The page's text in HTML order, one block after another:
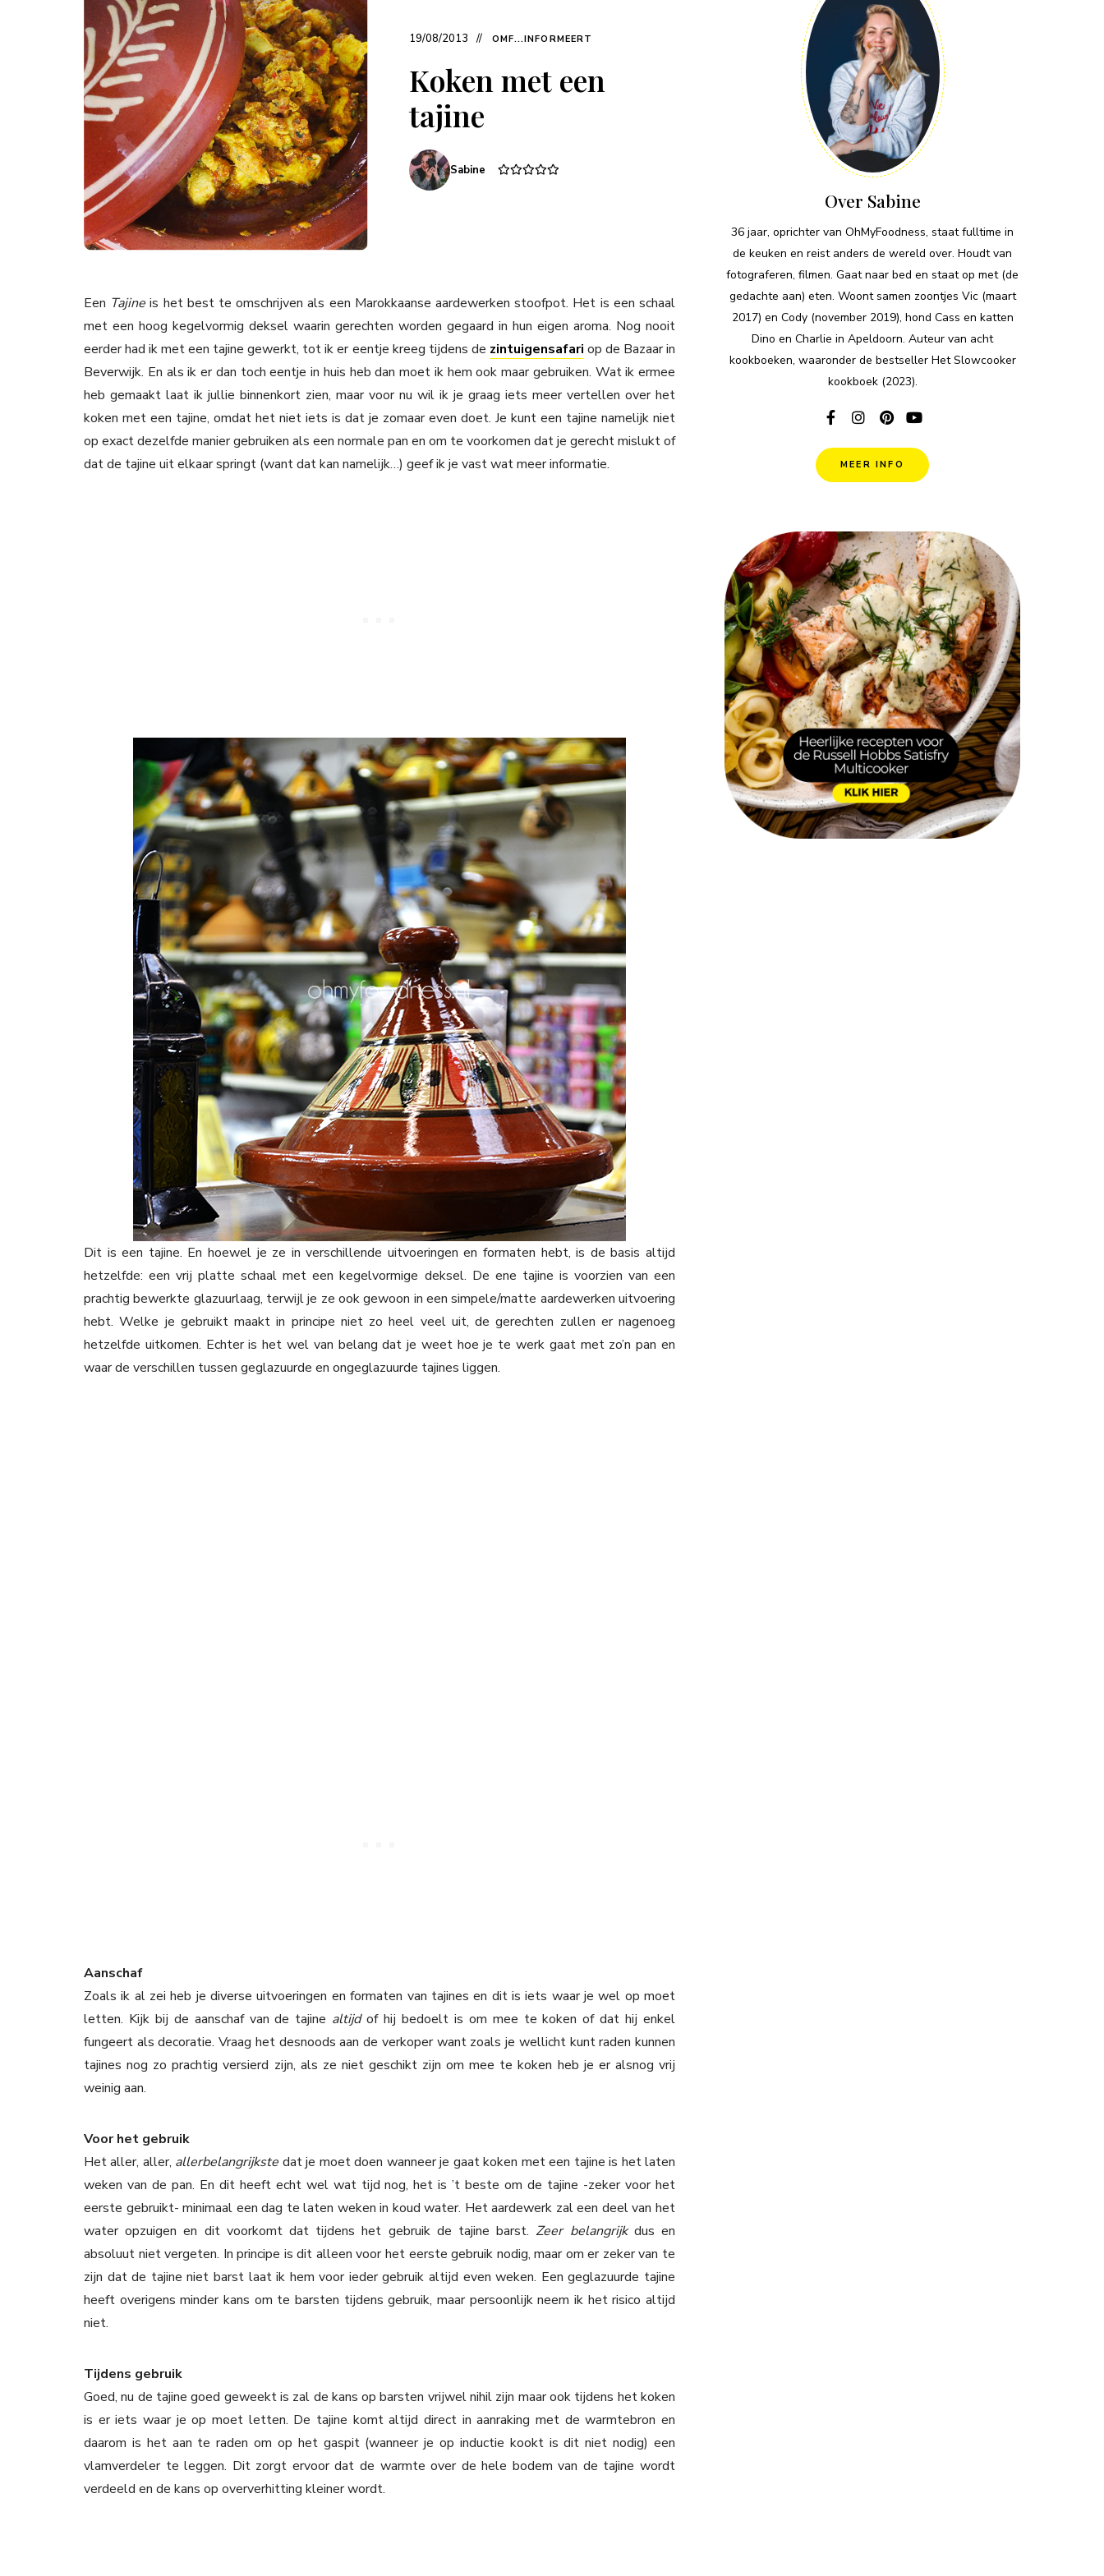
19/08/2013 OMF...INFORMEERT
Koken met een
tajine
Sabine
Een Tajineis het best te omschrijven als een Marokkaanse aardewerken stoofpot. Het is een schaal
met een hoog kegelvormig deksel waarin gerechten worden gegaard in hun eigen aroma. Nog nooit
eerder had ik met een tajine gewerkt, tot ik er eentje kreeg tijdens de zintuigensafari op de Bazaar in
Beverwijk. En als ik er dan toch eentje in huis heb dan moet ik hem ook maar gebruiken. Wat ik ermee
heb gemaakt laat ik jullie binnenkort zien, maar voor nu wil ik je graag iets meer vertellen over het
koken met een tajine, omdat het niet iets is dat je zomaar even doet. Je kunt een tajine namelijk niet
op exact dezelfde manier gebruiken als een normale pan en om te voorkomen dat je gerecht mislukt of
dat de tajine uit elkaar springt (want dat kan namelijk…) geef ik je vast wat meer informatie.
Dit is een tajine. En hoewel je ze in verschillende uitvoeringen en formaten hebt, is de basis altijd
hetzelfde: een vrij platte schaal met een kegelvormige deksel. De ene tajine is voorzien van een
prachtig bewerkte glazuurlaag, terwijl je ze ook gewoon in een simpele/matte aardewerken uitvoering
hebt. Welke je gebruikt maakt in principe niet zo heel veel uit, de gerechten zullen er nagenoeg
hetzelfde uitkomen. Echter is het wel van belang dat je weet hoe je te werk gaat met zo’n pan en
waar de verschillen tussen geglazuurde en ongeglazuurde tajines liggen.
Aanschaf
Zoals ik al zei heb je diverse uitvoeringen en formaten van tajines en dit is iets waar je wel op moet
letten. Kijk bij de aanschaf van de tajine altijdof hij bedoelt is om mee te koken of dat hij enkel
fungeert als decoratie. Vraag het desnoods aan de verkoper want zoals je wellicht kunt raden kunnen
tajines nog zo prachtig versierd zijn, als ze niet geschikt zijn om mee te koken heb je er alsnog vrij
weinig aan.
Voor het gebruik
Het aller, aller, allerbelangrijkste dat je moet doen wanneer je gaat koken met een tajine is het laten
weken van de pan. En dit heeft echt wel wat tijd nog, het is ’t beste om de tajine -zeker voor het
eerste gebruikt- minimaal een dag te laten weken in koud water. Het aardewerk zal een deel van het
water opzuigen en dit voorkomt dat tijdens het gebruik de tajine barst.Zeer belangrijk dus en
absoluut niet vergeten. In principe is dit alleen voor het eerste gebruik nodig, maar om er zeker van te
zijn dat de tajine niet barst laat ik hem voor ieder gebruik altijd even weken. Een geglazuurde tajine
heeft overigens minder kans om te barsten tijdens gebruik, maar persoonlijk neem ik het risico altijd
niet.
Tijdens gebruik
Goed, nu de tajine goed geweekt is zal de kans op barsten vrijwel nihil zijn maar ook tijdens het koken
is er iets waar je op moet letten. De tajine komt altijd direct in aanraking met de warmtebron en
daarom is het aan te raden om op het gaspit (wanneer je op inductie kookt is dit niet nodig) een
vlamverdeler te leggen. Dit zorgt ervoor dat de warmte over de hele bodem van de tajine wordt
verdeeld en de kans op oververhitting kleiner wordt.
Over Sabine
36 jaar, oprichter van OhMyFoodness, staat fulltime in
de keuken en reist anders de wereld over. Houdt van
fotograferen, filmen. Gaat naar bed en staat op met (de
gedachte aan) eten. Woont samen zoontjes Vic (maart
2017) en Cody (november 2019), hond Cass en katten
Dino en Charlie in Apeldoorn. Auteur van acht
kookboeken, waaronder de bestseller Het Slowcooker
kookboek (2023).
MEER INFO